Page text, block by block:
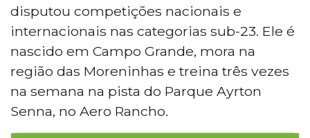
disputou competições nacionais e
internacionais nas categorias sub-23. Ele é
nascido em Campo Grande, mora na
região das Moreninhas e treina três vezes
na semana na pista do Parque Ayrton
Senna, no Aero Rancho.